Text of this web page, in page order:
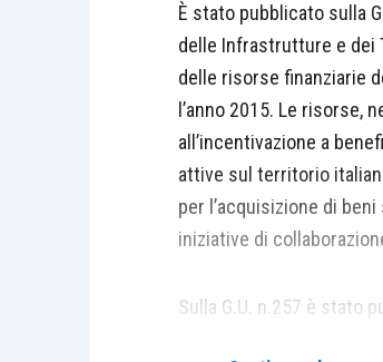
È stato pubblicato sulla
delle Infrastrutture e dei
delle risorse finanziarie
l’anno 2015. Le risorse,
all’incentivazione a
attive sul territorio
per l’acquisizione di
iniziative di
Sulla G.U. n.257 è stato